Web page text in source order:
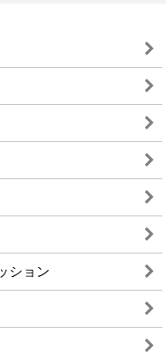
ション